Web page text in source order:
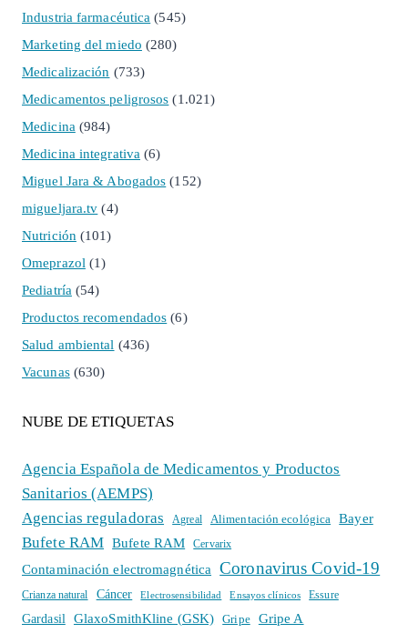
Industria farmacéutica (545)
Marketing del miedo (280)
Medicalización (733)
Medicamentos peligrosos (1.021)
Medicina (984)
Medicina integrativa (6)
Miguel Jara & Abogados (152)
migueljara.tv (4)
Nutrición (101)
Omeprazol (1)
Pediatría (54)
Productos recomendados (6)
Salud ambiental (436)
Vacunas(630)
NUBE DE ETIQUETAS
Agencia Española de Medicamentos y Productos
Sanitarios (AEMPS)
Agencias reguladoras
Agreal Alimentación ecológica Bayer
Bufete RAM Bufete RAM Cervarix
Contaminación electromagnética Coronavirus Covid-19
Crianza natural Cáncer Electrosensibilidad Ensayos clínicos Essure
Gardasil GlaxoSmithKline (GSK) Gripe Gripe A